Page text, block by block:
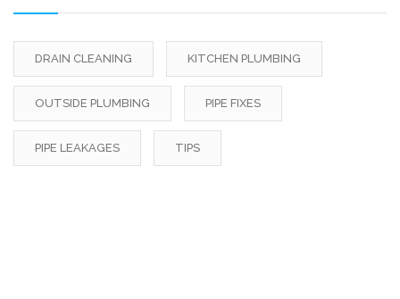
DRAIN CLEANING KITCHEN PLUMBING
OUTSIDE PLUMBING PIPE FIXES
PIPE LEAKAGES TIPS